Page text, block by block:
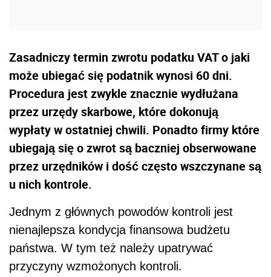
Zasadniczy termin zwrotu podatku VAT o jaki
może ubiegać się podatnik wynosi 60 dni.
Procedura jest zwykle znacznie wydłużana
przez urzędy skarbowe, które dokonują
wypłaty w ostatniej chwili. Ponadto firmy które
ubiegają się o zwrot są baczniej obserwowane
przez urzędników i dość często wszczynane są
u nich kontrole.
Jednym z głównych powodów kontroli jest
nienajlepsza kondycja finansowa budżetu
państwa. W tym też należy upatrywać
przyczyny wzmożonych kontroli.